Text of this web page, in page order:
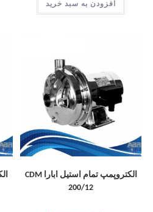
افزودن به سبد خرید
الکتروپمپ تمام استیل ابارا CDM
200/12